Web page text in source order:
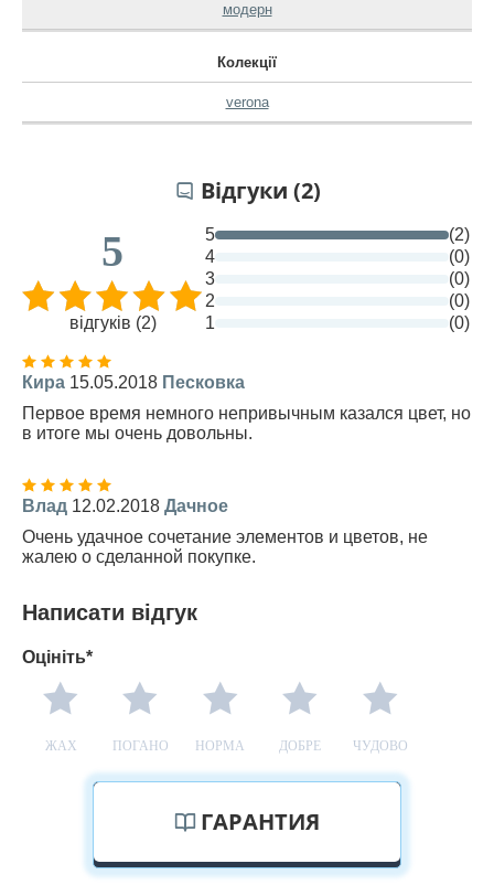
модерн
Колекції
verona
Відгуки (2)
5
відгуків (2)
5
(2)
4
(0)
3
(0)
2
(0)
1
(0)
Кира 15.05.2018 Песковка
Первое время немного непривычным казался цвет, но
в итоге мы очень довольны.
Влад 12.02.2018 Дачное
Очень удачное сочетание элементов и цветов, не
жалею о сделанной покупке.
Написати відгук
Оцініть*
ЖАХ ПОГАНО НОРМА ДОБРЕ ЧУДОВО
ГАРАНТИЯ